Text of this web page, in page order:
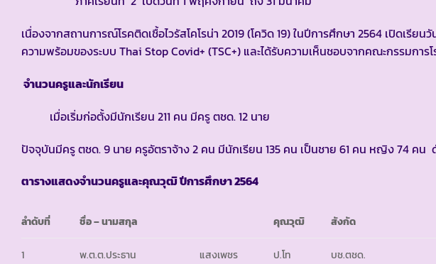
เนื่องจากสถานการณ์โรคติดเชื้อไวรัสโคโรน่า 2019 (โควิด 19) ในปีการศึกษา 2564 เปิดเรีย
ความพร้อมของระบบ Thai Stop Covid+ (TSC+) และได้รับความเห็นชอบจากคณะกรรมกา
จำนวนครูและนักเรียน
เมื่อเริ่มก่อตั้งมีนักเรียน 211 คน มีครู ตชด. 12 นาย
ปัจจุบันมีครู ตชด. 9 นาย ครูอัตราจ้าง 2 คน มีนักเรียน 135 คน เป็นชาย 61 คน หญิง 74 คน
ตารางแสดงจำนวนครูและคุณวุฒิ ปีการศึกษา2564
ลำดับที่ ชื่อ – นามสกุล คุณวุฒิ สังกัด
1 พ.ต.ต.ประธาน แสงเพชร ป.โท บช.ตชด.